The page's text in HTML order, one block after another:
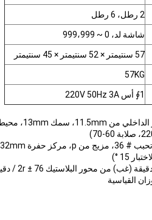
2 رطل، 6 رطل
شاشة لد، 0 ~ 999،999
57 سنتيمتر × 52 سنتيمتر × 45 سنتيمتر
57KG
1∮ أس 220V 50Hz 3A
القياسية